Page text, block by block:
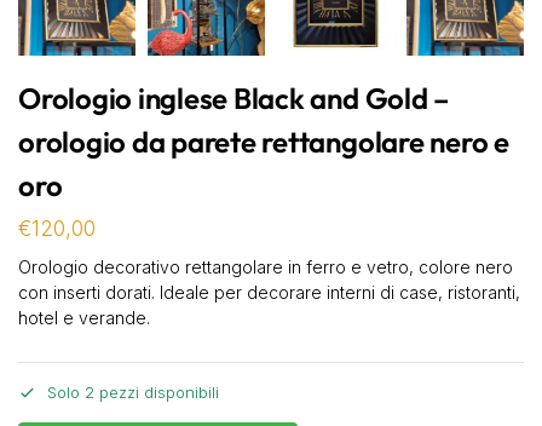
Orologio inglese Black and Gold –
orologio da parete rettangolare nero e
oro
€120,00
Orologio decorativo rettangolare in ferro e vetro, colore nero
con inserti dorati. Ideale per decorare interni di case, ristoranti,
hotel e verande.
Solo 2 pezzi disponibili